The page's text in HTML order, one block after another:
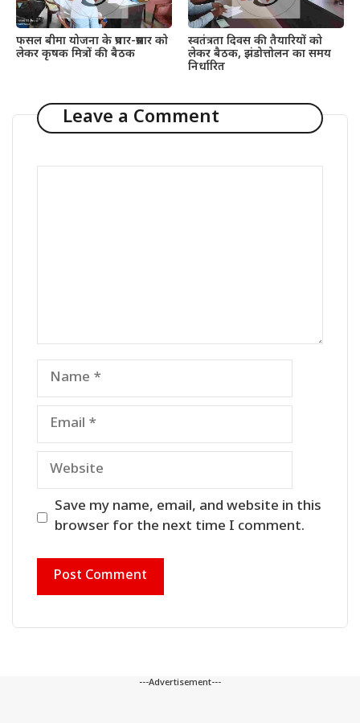
फसल बीमा योजना के प्रचार-प्रसार को
लेकर कृषक मित्रों की बैठक
स्वतंत्रता दिवस की तैयारियों को
लेकर बैठक, झंडोत्तोलन का समय
निर्धारित
Leave a Comment
Name
Email
Website
Save my name, email, and website in this
browser for the next time I comment.
---Advertisement---